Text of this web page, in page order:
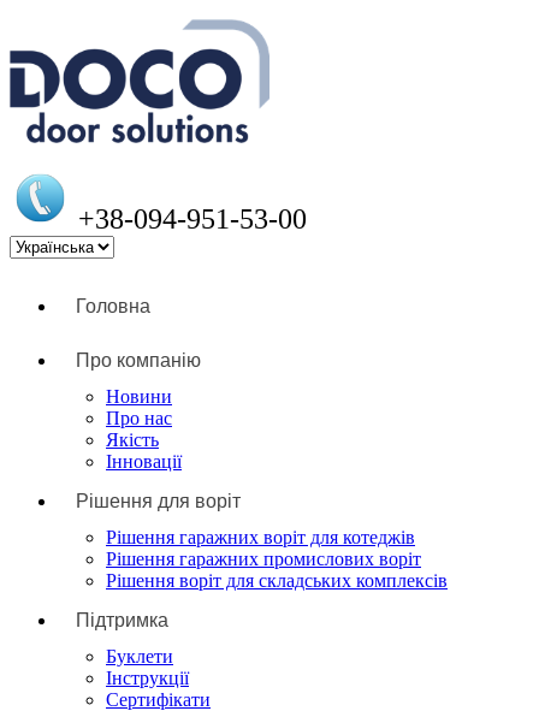
+38-094-951-53-00
Головна
Про компанію
Новини
Про нас
Якість
Інновації
Рішення для воріт
Рішення гаражних воріт для котеджів
Рішення гаражних промислових воріт
Рішення воріт для складських комплексів
Підтримка
Буклети
Інструкції
Сертифікати